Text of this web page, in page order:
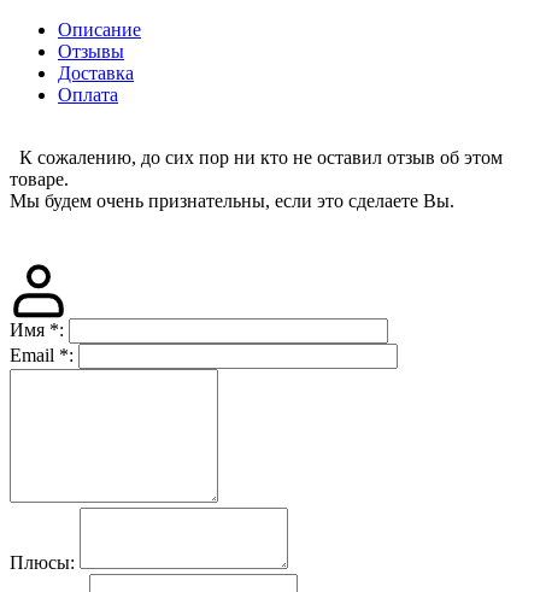
Описание
Отзывы
Доставка
Оплата
К сожалению, до сих пор ни кто не оставил отзыв об этом
товаре.
Мы будем очень признательны, если это сделаете Вы.
Имя *:
Email *:
Плюсы: